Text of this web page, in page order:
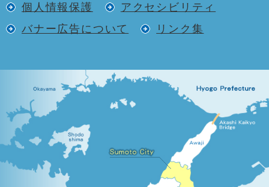
個人情報保護
アクセシビリティ
バナー広告について
リンク集